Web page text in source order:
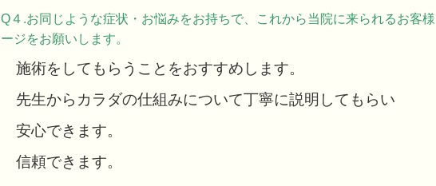
Q４.お同じような症状・お悩みをお持ちで、これから当院に来られるお客
ージをお願いします。
施術をしてもらうことをおすすめします。
先生からカラダの仕組みについて丁寧に説明してもらい
安心できます。
信頼できます。